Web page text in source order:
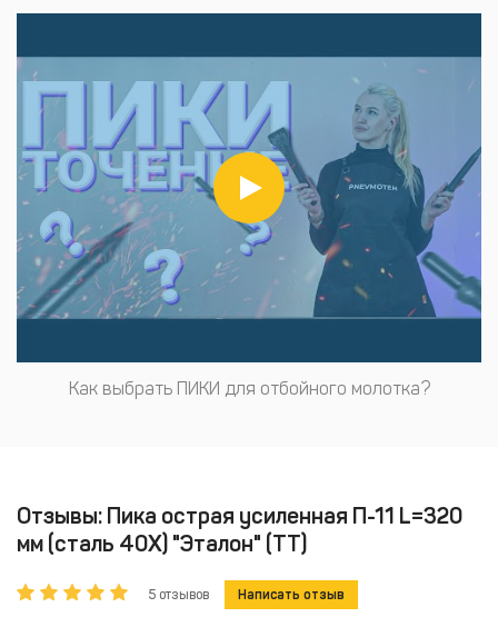
Как выбрать ПИКИ для отбойного молотка?
Отзывы: Пика острая усиленная П-11 L=320
мм (сталь 40Х) "Эталон" (ТТ)
5 отзывов Написать отзыв